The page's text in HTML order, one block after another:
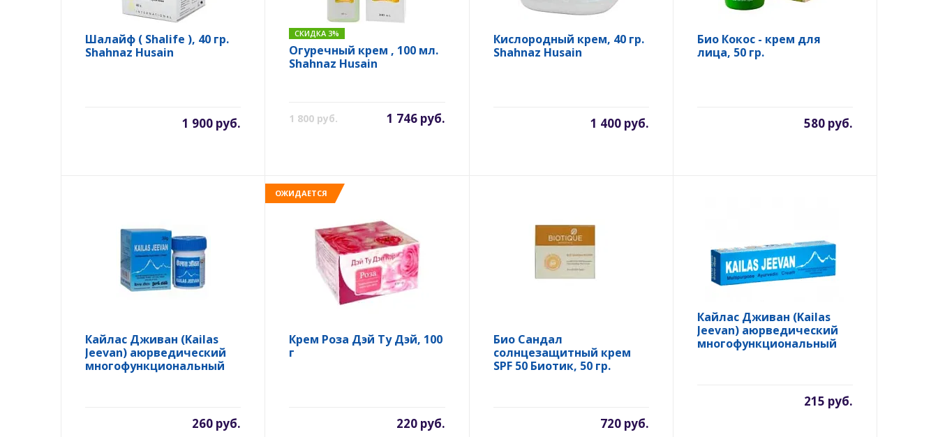
Шалайф ( Shalife ), 40 гр.
Shahnaz Husain
1 900 руб.
СКИДКА 3%
Огуречный крем , 100 мл.
Shahnaz Husain
1 800 руб. 1 746 руб.
Кислородный крем, 40 гр.
Shahnaz Husain
1 400 руб.
Био Кокос - крем для
лица, 50 гр.
580 руб.
Кайлас Дживан (Kailas
Jeevan) аюрведический
многофункциональный
260 руб.
ОЖИДАЕТСЯ
Крем Роза Дэй Ту Дэй, 100
г
220 руб.
Био Сандал
солнцезащитный крем
SPF 50 Биотик, 50 гр.
720 руб.
Кайлас Дживан (Kailas
Jeevan) аюрведический
многофункциональный
215 руб.